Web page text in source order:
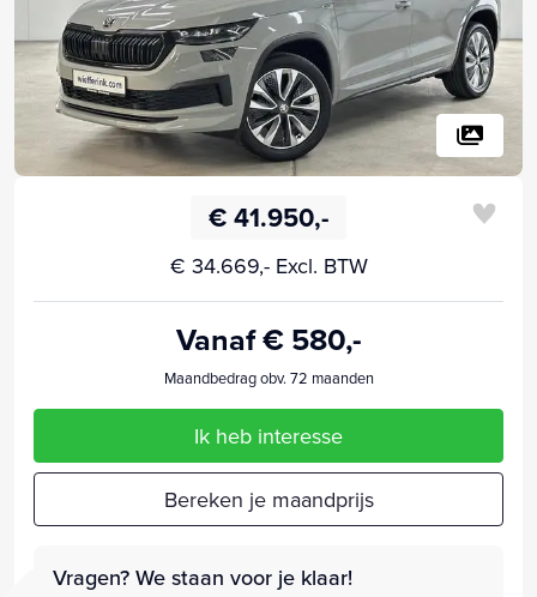
€ 41.950,-
€ 34.669,- Excl. BTW
Vanaf € 580,-
Maandbedrag obv. 72 maanden
Ik heb interesse
Bereken je maandprijs
Vragen? We staan voor je klaar!